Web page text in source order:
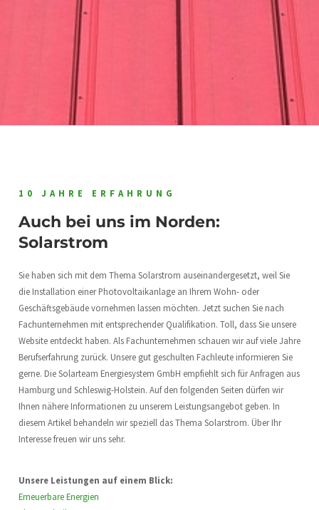
10 JAHRE ERFAHRUNG
Auch bei uns im Norden:
Solarstrom
Sie haben sich mit dem Thema Solarstrom auseinandergesetzt, weil Sie
die Installation einer Photovoltaikanlage an Ihrem Wohn- oder
Geschäftsgebäude vornehmen lassen möchten. Jetzt suchen Sie nach
Fachunternehmen mit entsprechender Qualifikation. Toll, dass Sie unsere
Website entdeckt haben. Als Fachunternehmen schauen wir auf viele Jahre
Berufserfahrung zurück. Unsere gut geschulten Fachleute informieren Sie
gerne. Die Solarteam Energiesystem GmbH empfiehlt sich für Anfragen aus
Hamburg und Schleswig-Holstein. Auf den folgenden Seiten dürfen wir
Ihnen nähere Informationen zu unserem Leistungsangebot geben. In
diesem Artikel behandeln wir speziell das Thema Solarstrom. Über Ihr
Interesse freuen wir uns sehr.
Unsere Leistungen auf einem Blick:
Erneuerbare Energien